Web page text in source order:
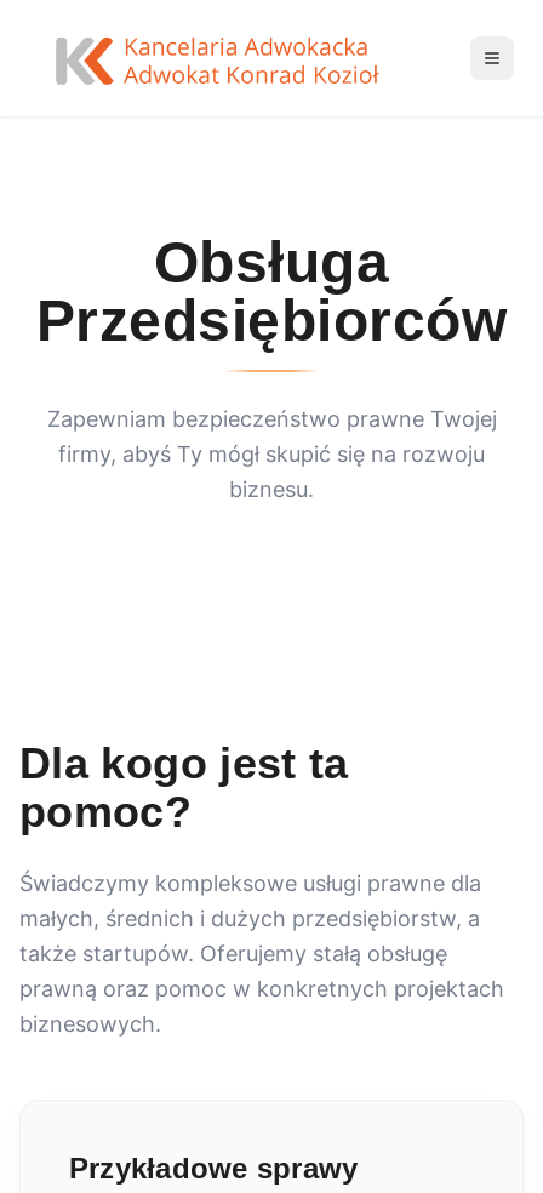
Obsługa
Przedsiębiorców
Zapewniam bezpieczeństwo prawne Twojej
firmy, abyś Ty mógł skupić się na rozwoju
biznesu.
Dla kogo jest ta
pomoc?
Świadczymy kompleksowe usługi prawne dla
małych, średnich i dużych przedsiębiorstw, a
także startupów. Oferujemy stałą obsługę
prawną oraz pomoc w konkretnych projektach
biznesowych.
Przykładowe sprawy